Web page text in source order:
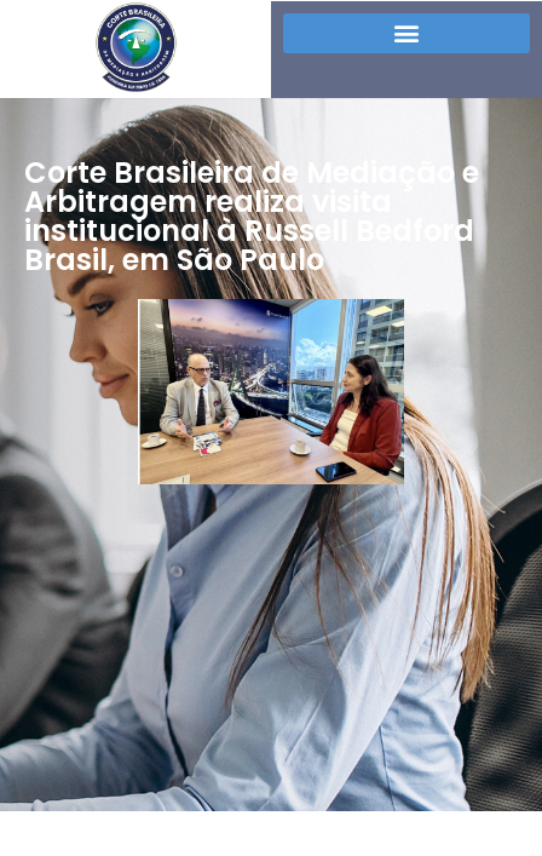
Corte Brasileira de Mediação e
Arbitragem realiza visita
institucional à Russell Bedford
Brasil, em São Paulo